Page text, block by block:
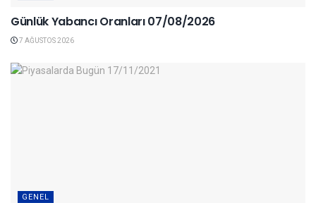
Günlük Yabancı Oranları 07/08/2026
7 AĞUSTOS 2026
GENEL